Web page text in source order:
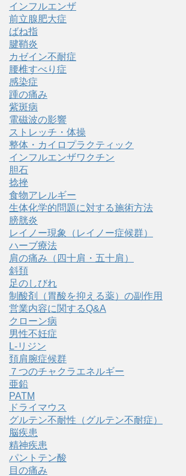
インフルエンザ
前立腺肥大症
ばね指
腱鞘炎
カゼイン不耐症
腰椎すべり症
感染症
踵の痛み
紫斑病
電磁波の影響
ストレッチ・体操
整体・カイロプラクティック
インフルエンザワクチン
胆石
捻挫
食物アレルギー
生体化学的問題に対する施術方法
膀胱炎
レイノー現象（レイノー症候群）
ハーブ療法
肩の痛み（四十肩・五十肩）
斜頚
足のしびれ
制酸剤（胃酸を抑える薬）の副作用
営業内容に関するQ&A
クローン病
男性不妊症
L-リジン
頚肩腕症候群
７つのチャクラエネルギー
亜鉛
PATM
ドライマウス
グルテン不耐性（グルテン不耐症）
脳疾患
精神疾患
パントテン酸
目の痛み